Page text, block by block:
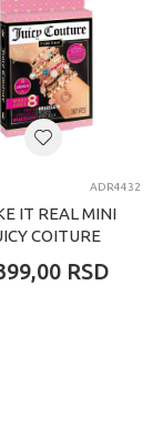
ADR4432
IT REAL MINI
COITURE
RSD